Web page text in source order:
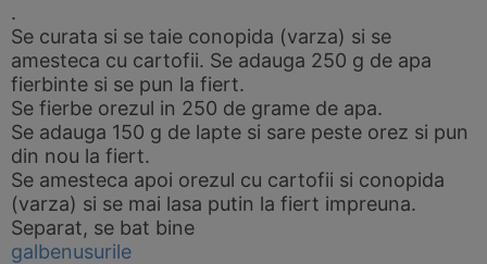
.
Se curata si se taie conopida (varza) si se
amesteca cu cartofii. Se adauga 250 g de apa
fierbinte si se pun la fiert.
Se fierbe orezul in 250 de grame de apa.
Se adauga 150 g de lapte si sare peste orez si pun
din nou la fiert.
Se amesteca apoi orezul cu cartofii si conopida
(varza) si se mai lasa putin la fiert impreuna.
Separat, se bat bine
galbenusurile